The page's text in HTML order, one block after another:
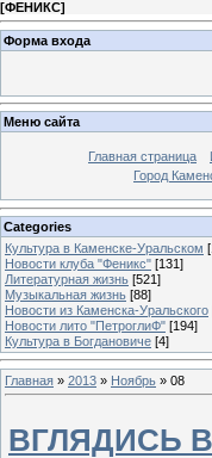
[ФЕНИКС]
Форма входа
Меню сайта
Главная страница
Город
Categories
Культура в Каменске-Уральском
Новости клуба "Феникс" [131]
Литературная жизнь [521]
Музыкальная жизнь [88]
Новости из Каменска-Уральского
Новости лито "ПетроглиФ" [194]
Культура в Богдановиче [4]
Главная » 2013 » Ноябрь » 08
ВГЛЯДИСЬ